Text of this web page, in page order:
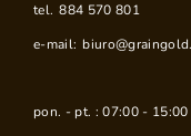
tel. 884 570 801
e-mail:
pon. - pt. : 07:00 - 15:00